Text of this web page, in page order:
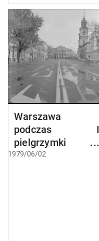
Warszawa
podczas I
pielgrzymki
papieża Jana
1979/06/02